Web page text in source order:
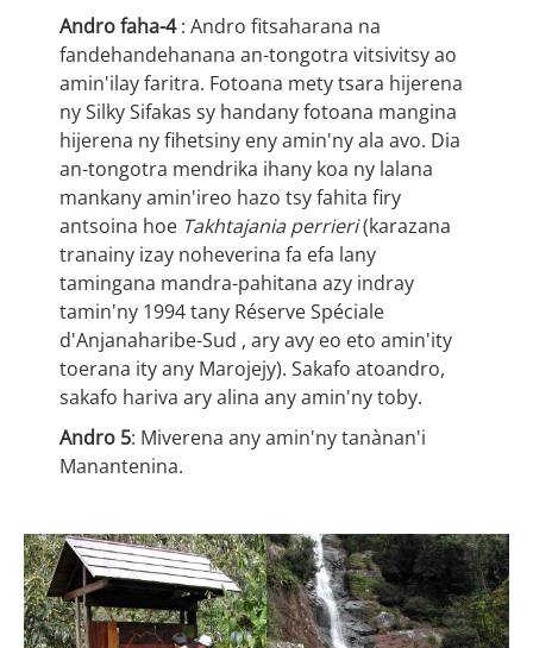
Andro faha-4: Andro fitsaharana na
fandehandehanana an-tongotra vitsivitsy ao
amin'ilay faritra. Fotoana mety tsara hijerena
ny Silky Sifakas sy handany fotoana mangina
hijerena ny fihetsiny eny amin'ny ala avo. Dia
an-tongotra mendrika ihany koa ny lalana
mankany amin'ireo hazo tsy fahita firy
antsoina hoe Takhtajania perrieri(karazana
tranainy izay noheverina fa efa lany
tamingana mandra-pahitana azy indray
tamin'ny 1994 tany Réserve Spéciale
d'Anjanaharibe-Sud , ary avy eo eto amin'ity
toerana ity any Marojejy). Sakafo atoandro,
sakafo hariva ary alina any amin'ny toby.
Andro 5: Miverena any amin'ny tanànan'i
Manantenina.